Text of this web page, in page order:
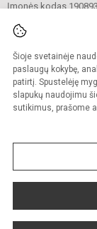
Šioje svetainėje
paslaugų kokybę,
patirtį. Spustelėję
slapukų naudojimu
sutikimus, prašome
Įmonės kodas
© 2026.
Kopijuoti turinį be
Sumanus